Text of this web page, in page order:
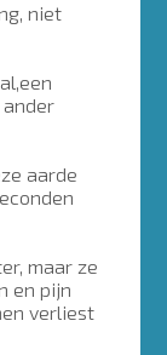
niet
ander
aarde
maar ze
en pijn
verliest